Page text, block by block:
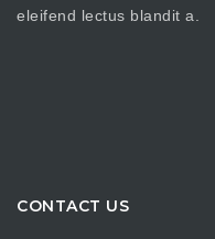
eleifend lectus blandit a.
CONTACT US